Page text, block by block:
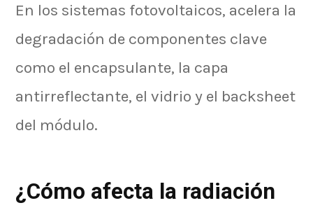
En los sistemas fotovoltaicos, acelera la
degradación de componentes clave
como el encapsulante, la capa
antirreflectante, el vidrio y el backsheet
del módulo.
¿Cómo afecta la radiación